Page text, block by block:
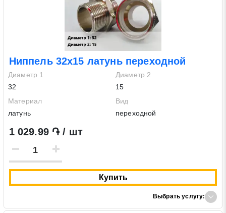
Ниппель 32х15 латунь переходной
Диаметр 1
32
Диаметр 2
15
Материал
латунь
Вид
переходной
1 029.99 ֏ / шт
Купить
Выбрать услугу: